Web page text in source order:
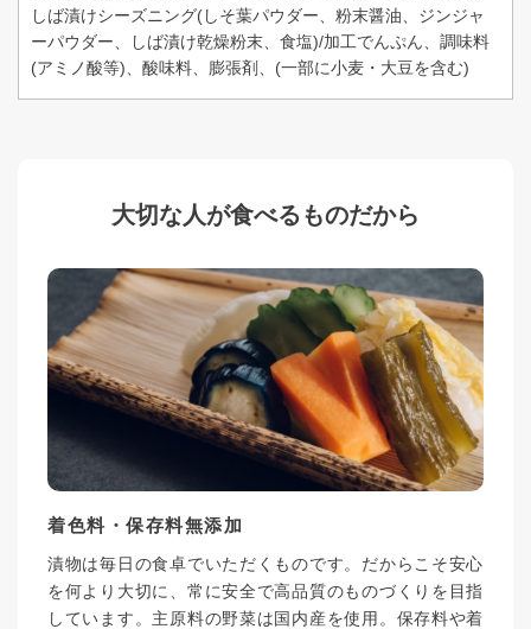
しば漬けシーズニング(しそ葉パウダー、粉末醤油、ジンジャ
ーパウダー、しば漬け乾燥粉末、食塩)/加工でんぷん、調味料
(アミノ酸等)、酸味料、膨張剤、(一部に小麦・大豆を含む)
大切な人が食べるものだから
着色料・保存料無添加
漬物は毎日の食卓でいただくものです。だからこそ安心
を何より大切に、常に安全で高品質のものづくりを目指
しています。主原料の野菜は国内産を使用。保存料や着